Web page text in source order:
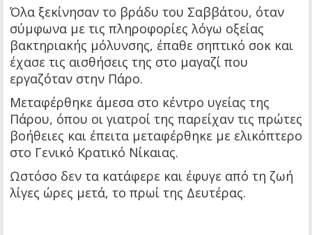
Όλα ξεκίνησαν το βράδυ του Σαββάτου, όταν
σύμφωνα με τις πληροφορίες λόγω οξείας
βακτηριακής μόλυνσης, έπαθε σηπτικό σοκ και
έχασε τις αισθήσεις της στο μαγαζί που
εργαζόταν στην Πάρο.
Μεταφέρθηκε άμεσα στο κέντρο υγείας της
Πάρου, όπου οι γιατροί της παρείχαν τις πρώτες
βοήθειες και έπειτα μεταφέρθηκε με ελικόπτερο
στο Γενικό Κρατικό Νίκαιας.
Ωστόσο δεν τα κατάφερε και έφυγε από τη ζωή
λίγες ώρες μετά, το πρωί της Δευτέρας.